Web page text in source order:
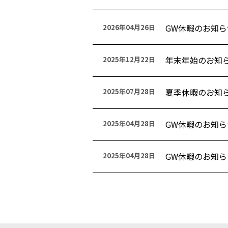
2026年04月26日 GW休暇のお知
2025年12月22日 年末年始のお知
2025年07月28日 夏季休暇のお知
2025年04月28日 GW休暇のお知
2025年04月28日 GW休暇のお知